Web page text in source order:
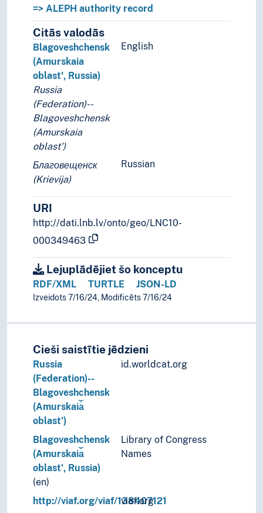
=> ALEPH authority record
Citās valodāsTermini šim konceptam citās
English
Blagoveshchensk
(Amurskaia
oblast', Russia)
Russia
(Federation)‏--
Blagoveshchensk
(Amurskaia
oblast')
Russian
Благовещенск
(Krievija)
URI
http://dati.lnb.lv/onto/geo/LNC10-
000349463
Lejuplādējiet šo konceptu
RDF/XML TURTLE JSON-LD
Izveidots 7/16/24, Modificēts 7/16/24
Cieši saistītie jēdzieni
Russia
(Federation)--
Blagoveshchensk
(Amurskai︠a︡
oblastʹ)
id.worldcat.org
Blagoveshchensk
(Amurskai︠a︡
oblastʹ, Russia)
(en)
Library of Congress
Names
http://viaf.org/viaf/138407121
viaf.org